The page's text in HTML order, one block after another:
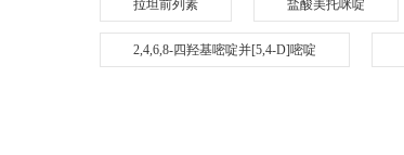
拉坦前列素 盐酸美托咪啶
2,4,6,8-四羟基嘧啶并[5,4-D]嘧啶